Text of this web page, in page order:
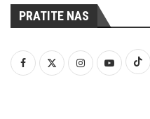
PRATITE NAS